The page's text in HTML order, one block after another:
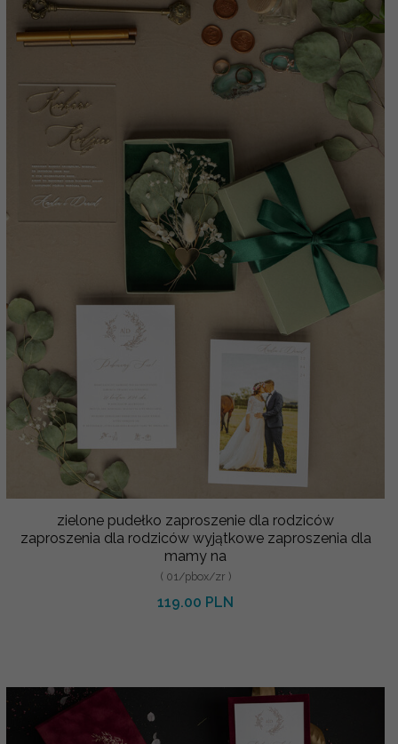
zielone pudełko zaproszenie dla rodziców
zaproszenia dla rodziców wyjątkowe zaproszenia dla
mamy na
( 01/pbox/zr )
119.00 PLN